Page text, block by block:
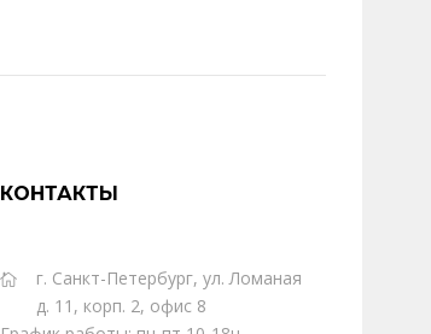
КОНТАКТЫ
г. Санкт-Петербург, ул. Ломаная
д. 11, корп. 2, офис 8